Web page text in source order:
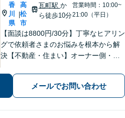
香
川
県
|
高
松
市
瓦町駅 か
ら徒歩10分
営業時間：10:00~
21:00（平日）
【面談は8800円/30分】丁寧なヒアリン
グで依頼者さまのお悩みを根本から解
決【不動産・住まい】オーナー側・借
遺言】他士業との連携でスピーディー
に解決します【夜間・休日相談可】
【個室完備】【瓦町駅10分】
メールでお問い合わせ